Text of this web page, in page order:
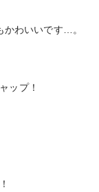
かわいいです…。
ップ！